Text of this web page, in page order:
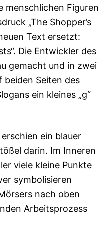
menschlichen Figuren
„The Shopper’s
Text ersetzt:
Die Entwickler des
gemacht und in zwei
beiden Seiten des
ein kleines „g“
ein blauer
darin. Im Inneren
viele kleine Punkte
symbolisieren
nach oben
Arbeitsprozess